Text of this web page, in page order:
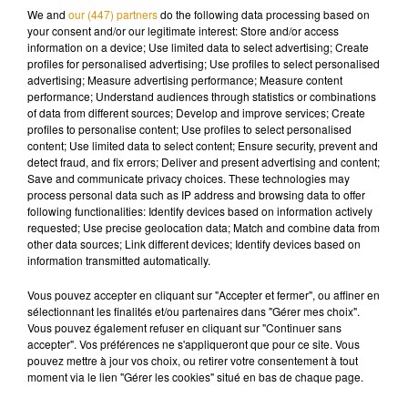
valorisent le travail des employés communaux des
différentes villes.
Musique
7 août 2026
Madonna sort enfin le remix de « Love
Sensation » avec Kylie Minogue
7 août 2026
Angèle et Amélie Lens dévoilent leur
collaboration tant attendue
We and our (447) partnersdo the following data processing based on
your consent and/or our legitimate interest: Store and/or access
information on a device; Use limited data to select advertising; Create
profiles for personalised advertising; Use profiles to select personalised
advertising; Measure advertising performance; Measure content
performance; Understand audiences through statistics or combinations
of data from different sources; Develop and improve services; Create
profiles to personalise content; Use profiles to select personalised
content; Use limited data to select content; Ensure security, prevent and
detect fraud, and fix errors; Deliver and present advertising and content;
Save and communicate privacy choices. These technologies may
process personal data such as IP address and browsing data to offer
following functionalities: Identify devices based on information actively
requested; Use precise geolocation data; Match and combine data from
other data sources; Link different devices; Identify devices based on
information transmitted automatically.
Vous pouvez accepter en cliquant sur "Accepter et fermer", ou affiner en
sélectionnant les finalités et/ou partenaires dans "Gérer mes choix".
Vous pouvez également refuser en cliquant sur "Continuer sans
accepter". Vos préférences ne s'appliqueront que pour ce site. Vous
pouvez mettre à jour vos choix, ou retirer votre consentement à tout
moment via le lien "Gérer les cookies" situé en bas de chaque page.